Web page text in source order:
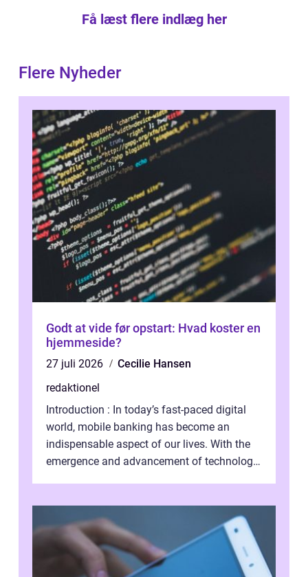
Få læst flere indlæg her
Flere Nyheder
Godt at vide før opstart: Hvad koster en
hjemmeside?
27 juli 2026
Cecilie Hansen
redaktionel
Introduction : In today’s fast-paced digital
world, mobile banking has become an
indispensable aspect of our lives. With the
emergence and advancement of technology,